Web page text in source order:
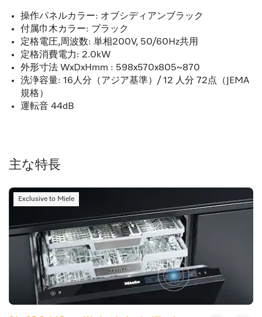
操作パネルカラー: オブシディアンブラック
付属巾木カラー: ブラック
定格電圧,周波数: 単相200V, 50/60Hz共用
定格消費電力: 2.0kW
外形寸法 WxDxHmm : 598x570x805~870
洗浄容量: 16人分（アジア基準）/ 12 人分 72点（JEMA
規格）
運転音 44dB
主な特長
Exclusive to Miele